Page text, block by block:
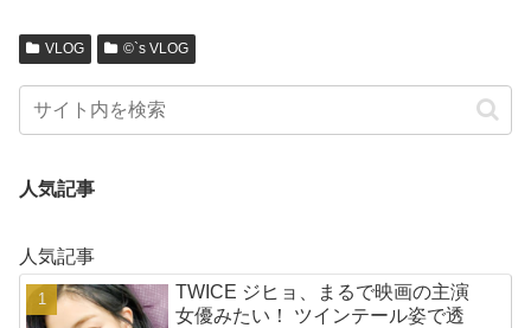
VLOG ©`s VLOG
人気記事
人気記事
TWICE ジヒョ、まるで映画の主演
女優みたい！ ツインテール姿で透